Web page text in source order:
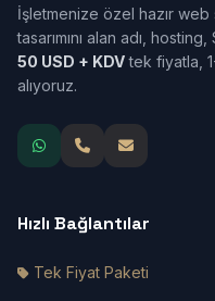
İşletmenize özel hazır
tasarımını alan adı,
50 USD + KDVtek fiyatla,
alıyoruz.
Hızlı Bağlantılar
Tek Fiyat Paketi